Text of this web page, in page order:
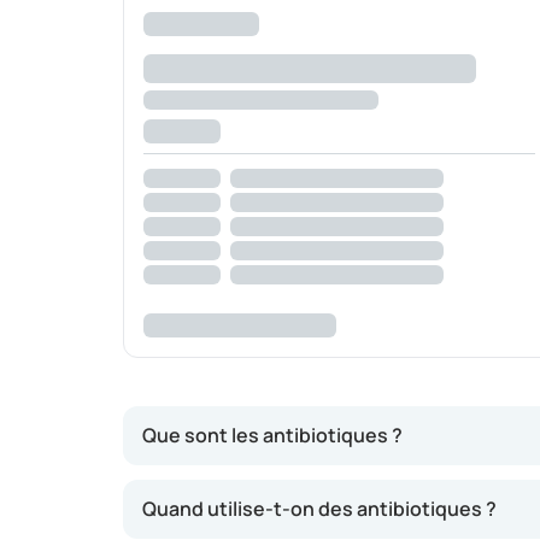
Que sont les antibiotiques ?
une infection bactérienne. Les bactéries
Quand utilise-t-on des antibiotiques ?